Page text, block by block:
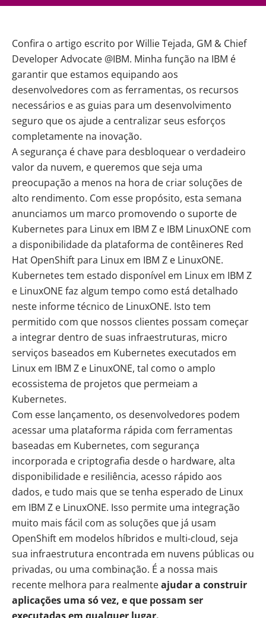
Confira o artigo escrito por Willie Tejada, GM & Chief
Developer Advocate @IBM. Minha função na IBM é
garantir que estamos equipando aos
desenvolvedores com as ferramentas, os recursos
necessários e as guias para um desenvolvimento
seguro que os ajude a centralizar seus esforços
completamente na inovação.
A segurança é chave para desbloquear o verdadeiro
valor da nuvem, e queremos que seja uma
preocupação a menos na hora de criar soluções de
alto rendimento. Com esse propósito, esta semana
anunciamos um marco promovendo o suporte de
Kubernetes para Linux em IBM Z e IBM LinuxONE com
a disponibilidade da plataforma de contêineres Red
Hat OpenShift para Linux em IBM Z e LinuxONE.
Kubernetes tem estado disponível em Linux em IBM Z
e LinuxONE faz algum tempo como está detalhado
neste informe técnico de LinuxONE. Isto tem
permitido com que nossos clientes possam começar
a integrar dentro de suas infraestruturas, micro
serviços baseados em Kubernetes executados em
Linux em IBM Z e LinuxONE, tal como o amplo
ecossistema de projetos que permeiam a
Kubernetes.
Com esse lançamento, os desenvolvedores podem
acessar uma plataforma rápida com ferramentas
baseadas em Kubernetes, com segurança
incorporada e criptografia desde o hardware, alta
disponibilidade e resiliência, acesso rápido aos
dados, e tudo mais que se tenha esperado de Linux
em IBM Z e LinuxONE. Isso permite uma integração
muito mais fácil com as soluções que já usam
OpenShift em modelos híbridos e multi-cloud, seja
sua infraestrutura encontrada em nuvens públicas ou
privadas, ou uma combinação. É a nossa mais
recente melhora para realmenteajudar a construir
aplicações uma só vez, e que possam ser